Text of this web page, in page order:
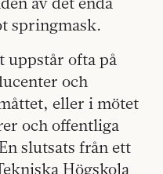
springmask.
uppstår ofta på
och
eller i mötet
och offentliga
slutsats från ett
Högskola